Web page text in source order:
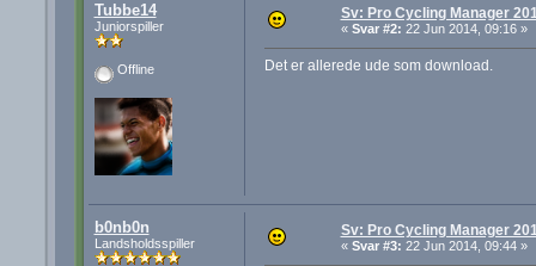
Tubbe14
Juniorspiller
Offline
Sv: Pro Cycling Manager
« Svar #2: 22 Jun 2014, 09:16 »
Det er allerede ude som download.
b0nb0n
Landsholdsspiller
Sv: Pro Cycling Manager
« Svar #3: 22 Jun 2014, 09:44 »